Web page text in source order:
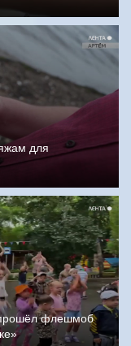
для
флешмоб